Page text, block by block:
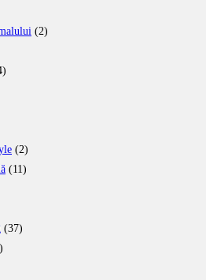
(2)
(2)
(11)
(37)